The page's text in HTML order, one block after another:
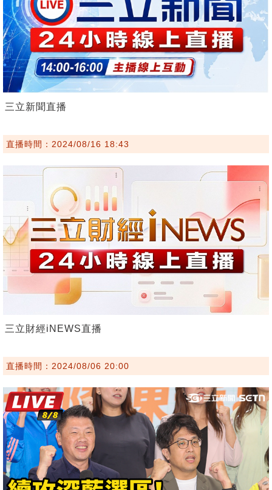
三立新聞直播
直播時間：2024/08/16 18:43
三立財經iNEWS直播
直播時間：2024/08/06 20:00